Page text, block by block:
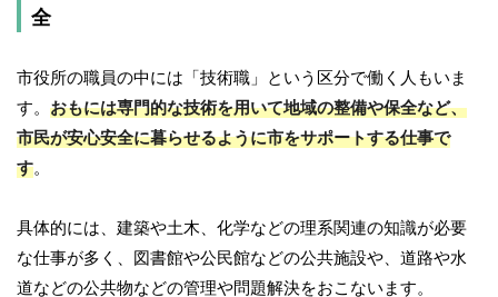
全
市役所の職員の中には「技術職」という区分で働く人もいま
す。 おもには専門的な技術を用いて地域の整備や保全など、
市民が安心安全に暮らせるように市をサポートする仕事で
す。
具体的には、建築や土木、化学などの理系関連の知識が必要
な仕事が多く、図書館や公民館などの公共施設や、道路や水
道などの公共物などの管理や問題解決をおこないます。